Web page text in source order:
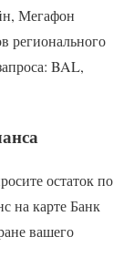
Мегафон
регионального
BAL,
остаток по
на карте Банк
вашего